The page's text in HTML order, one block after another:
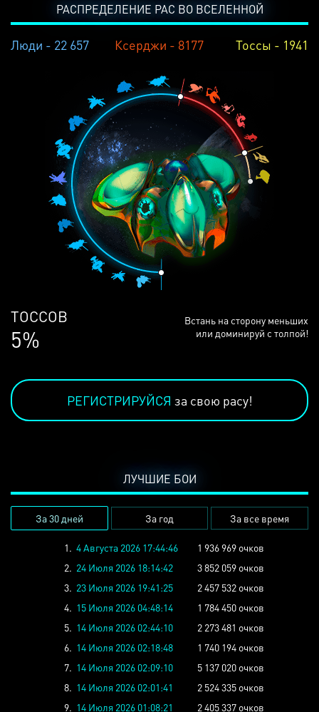
РАСПРЕДЕЛЕНИЕ РАС ВО ВСЕЛЕННОЙ
Люди - 22 657 Ксерджи - 8177 Тоссы - 1941
ЛЮДЕЙ
69%
Встань на сторону меньших
или доминируй с толпой!
РЕГИСТРИРУЙСЯ за свою расу!
ЛУЧШИЕ БОИ
За 30 дней За год За все время
1. 4 Августа 2026 17:44:46
1 936 969 очков
2. 24 Июля 2026 18:14:42
3 852 059 очков
3. 23 Июля 2026 19:41:25
2 457 532 очков
4. 15 Июля 2026 04:48:14
1 784 450 очков
5. 14 Июля 2026 02:44:10
2 273 481 очков
6. 14 Июля 2026 02:18:48
1 740 194 очков
7. 14 Июля 2026 02:09:10
5 137 020 очков
8. 14 Июля 2026 02:01:41
2 524 335 очков
9. 14 Июля 2026 01:08:21 2 405 337 очков